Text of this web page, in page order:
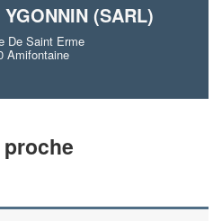
(SARL)
De Saint Erme
Amifontaine
proche